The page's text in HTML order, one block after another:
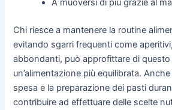
A muoversi di più grazie al
Chi riesce a mantenere la routine
evitando sgarri frequenti come
abbondanti, può approfittare di
un’alimentazione più equilibrata.
spesa e la preparazione dei pasti
contribuire ad effettuare delle scelte